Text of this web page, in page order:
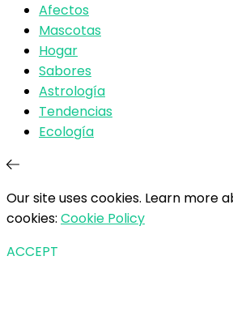
Afectos
Mascotas
Hogar
Sabores
Astrología
Tendencias
Ecología
Our site uses cookies. Learn more
cookies: Cookie Policy
ACCEPT